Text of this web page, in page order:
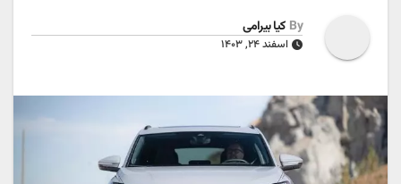
By کیا بیرامی
اسفند ۲۴, ۱۴۰۳